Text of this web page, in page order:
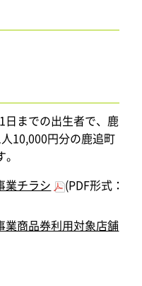
日までの出生者で、鹿
10,000円分の鹿追町
チラシ
(PDF形式：
商品券利用対象店舗